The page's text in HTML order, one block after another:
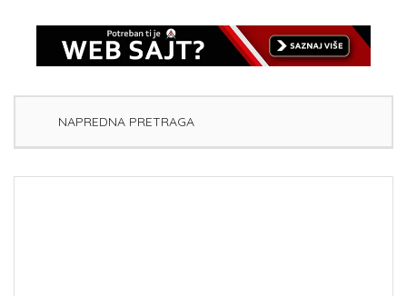
NAPREDNA PRETRAGA